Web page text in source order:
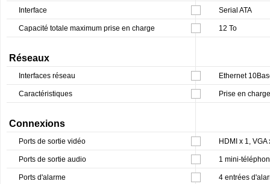
Interface Serial ATA
Capacité totale maximum prise en charge 12 To
Réseaux
Interfaces réseau Ethernet
Caractéristiques Prise en
Connexions
Ports de sortie vidéo HDMI x 1, VGA
Ports de sortie audio 1 mini-
Ports d'alarme 4 entrées